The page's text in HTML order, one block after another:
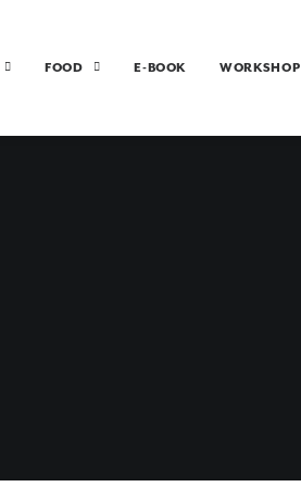
FOOD E-BOOK WORKSHOP